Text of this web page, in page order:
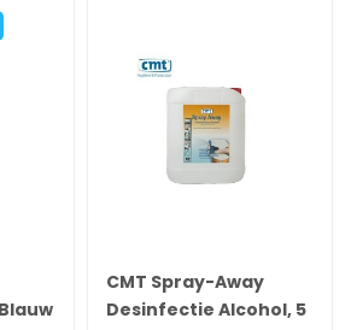
CMT Spray-Away
Desinfectie Alcohol, 5